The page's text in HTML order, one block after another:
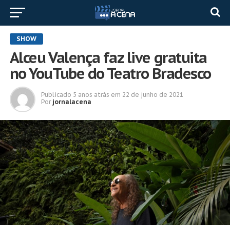
SHOW
Alceu Valença faz live gratuita
no YouTube do Teatro Bradesco
Publicado 5 anos atrás em 22 de junho de 2021
Por jornalacena